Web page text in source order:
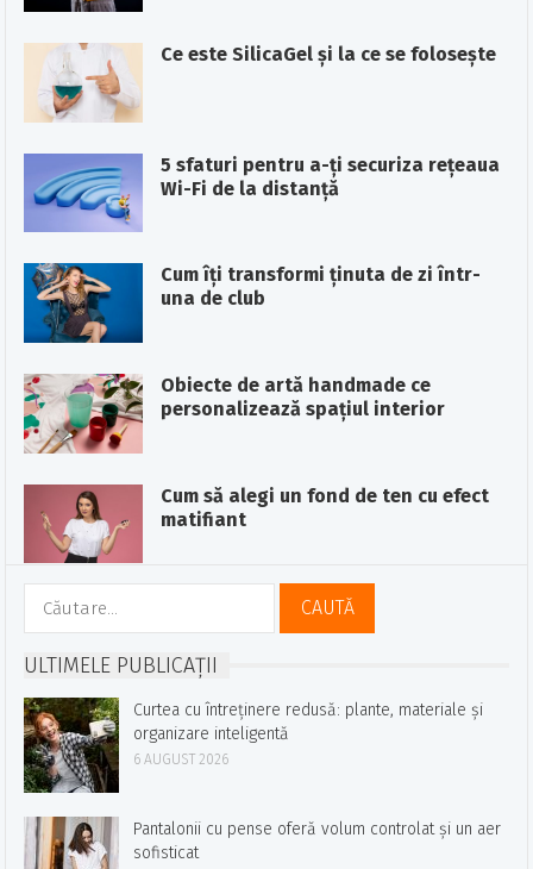
Ce este SilicaGel şi la ce se foloseşte
5 sfaturi pentru a-ți securiza rețeaua
Wi-Fi de la distanță
Cum îți transformi ținuta de zi într-
una de club
Obiecte de artă handmade ce
personalizează spațiul interior
Cum să alegi un fond de ten cu efect
matifiant
Caută
după:
ULTIMELE PUBLICAȚII
Curtea cu întreținere redusă: plante, materiale și
organizare inteligentă
6 AUGUST 2026
Pantalonii cu pense oferă volum controlat și un aer
sofisticat